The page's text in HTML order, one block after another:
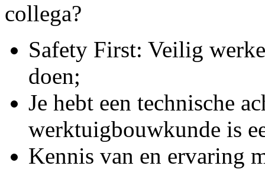
collega?
Safety First: Veilig
doen;
Je hebt een technische
werktuigbouwkunde is
Kennis van en ervaring